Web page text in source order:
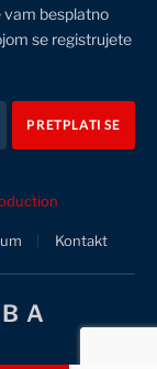
vam besplatno
se registrujete
Kontakt